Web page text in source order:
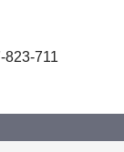
823-711